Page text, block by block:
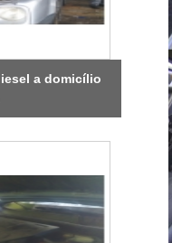
a domicílio